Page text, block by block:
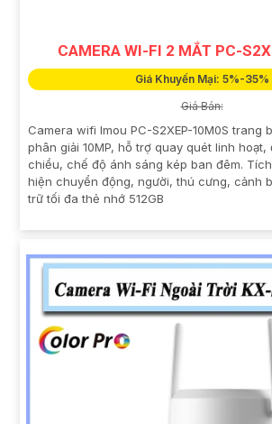
CAMERA WI-FI 2 MẮT PC-
Giá Khuyến Mại: 5%-35%
Giá Bán:
Camera wifi Imou PC-S2XEP-10M0S trang
phân giải 10MP, hỗ trợ quay quét linh hoạt,
chiều, chế độ ánh sáng kép ban đêm.
hiện chuyển động, người, thú cưng, cảnh
trữ tối đa thẻ nhớ 512GB